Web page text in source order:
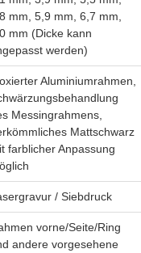
mm, 5,9 mm, 6,7 mm,
mm (Dicke kann
werden)
Aluminiumrahmen,
Messingrahmens,
Mattschwarz
farblicher Anpassung
/ Siebdruck
vorne/Seite/Ring
andere vorgesehene